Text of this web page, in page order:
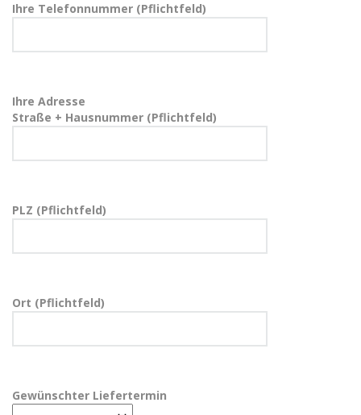
Ihre Telefonnummer (Pflichtfeld)
Ihre Adresse
Straße + Hausnummer (Pflichtfeld)
PLZ (Pflichtfeld)
Ort (Pflichtfeld)
Gewünschter Liefertermin